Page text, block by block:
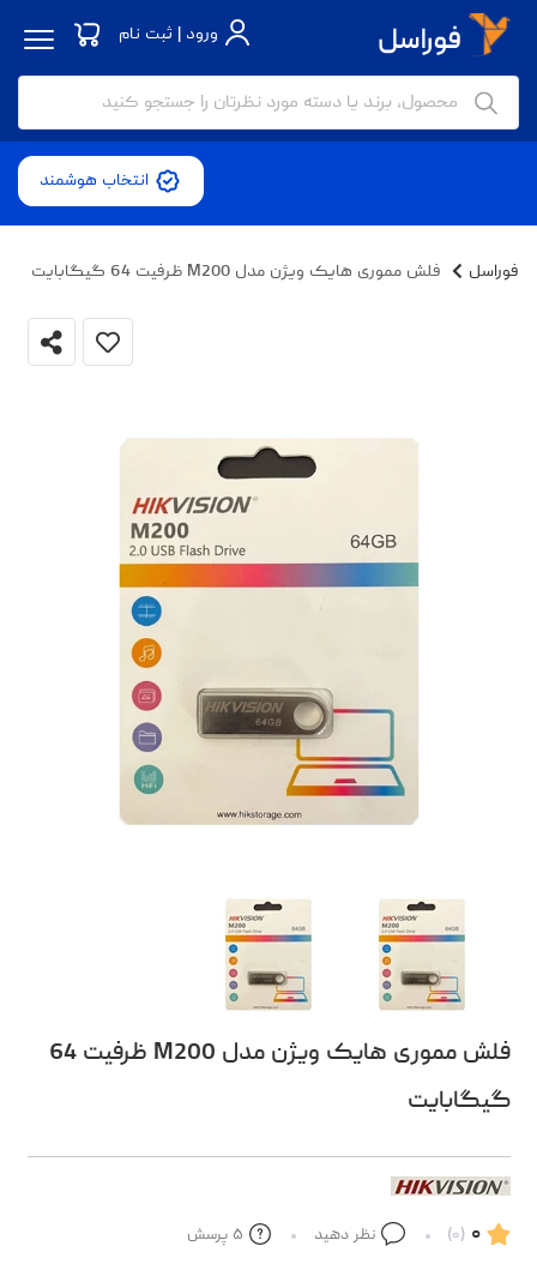
ورود | ثبت نام
انتخاب هوشمند
فوراسل فلش مموری هایک ویژن مدل M200 ظرفیت 64 گیگابایت
فلش مموری هایک ویژن مدل M200 ظرفیت 64
گیگابایت
۰ (۰) نظر دهید ۵ پرسش